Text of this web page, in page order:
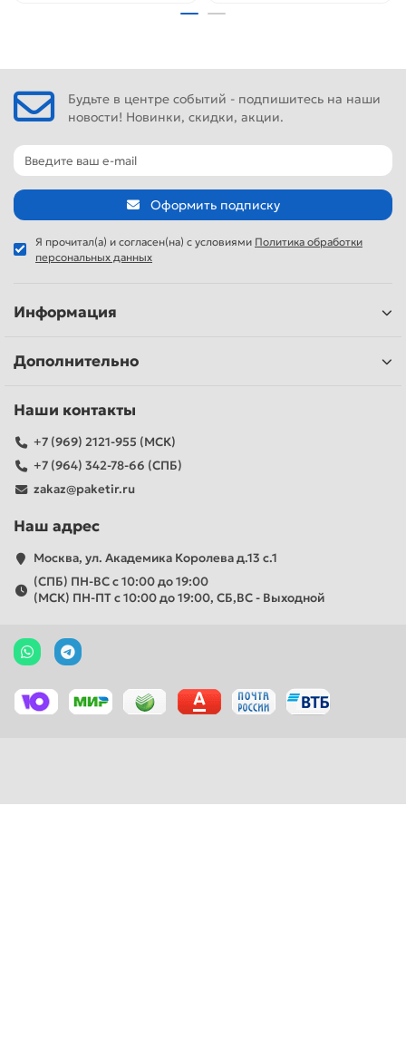
Будьте в центре событий - подпишитесь на наши
новости! Новинки, скидки, акции.
Оформить подписку
Я прочитал(а) и согласен(на) с условиями Политика обработки
персональных данных
Информация
Дополнительно
Наши контакты
+7 (969) 2121-955 (МСК)
+7 (964) 342-78-66 (СПБ)
zakaz@paketir.ru
Наш адрес
Москва, ул. Академика Королева д.13 с.1
(СПБ) ПН-ВС с 10:00 до 19:00
(МСК) ПН-ПТ с 10:00 до 19:00, СБ,ВС - Выходной